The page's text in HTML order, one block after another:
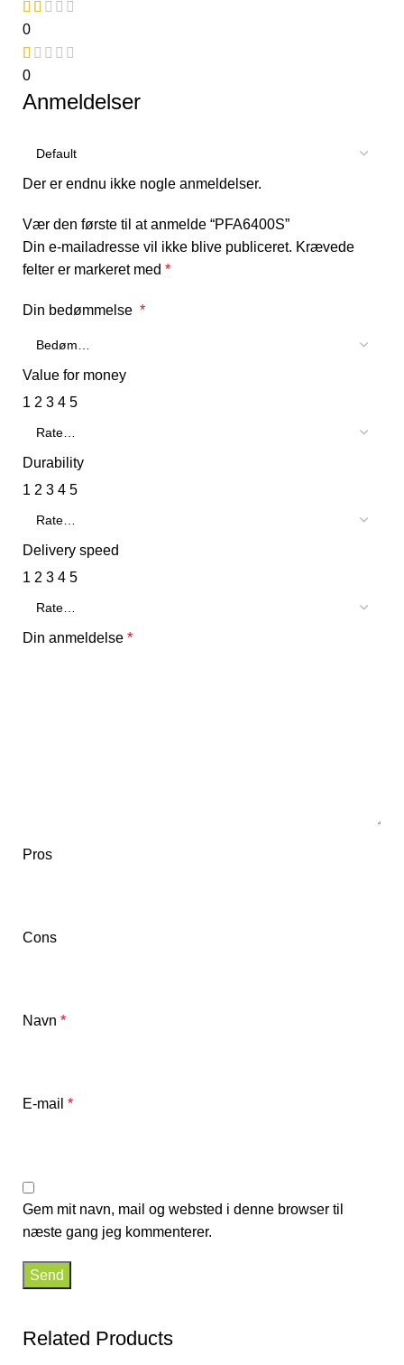
0
0
Anmeldelser
Der er endnu ikke nogle anmeldelser.
Vær den første til at anmelde “PFA6400S”
Din e-mailadresse vil ikke blive publiceret. Krævede
felter er markeret med *
Din bedømmelse *
Value for money
1 2 3 4 5
Durability
1 2 3 4 5
Delivery speed
1 2 3 4 5
Din anmeldelse *
Pros
Cons
Navn *
E-mail *
Gem mit navn, mail og websted i denne browser til
næste gang jeg kommenterer.
Related Products